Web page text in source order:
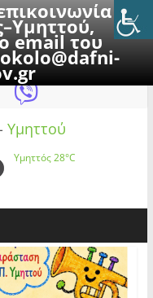
με
email του
2026
Υμηττού
Υμηττός28°C